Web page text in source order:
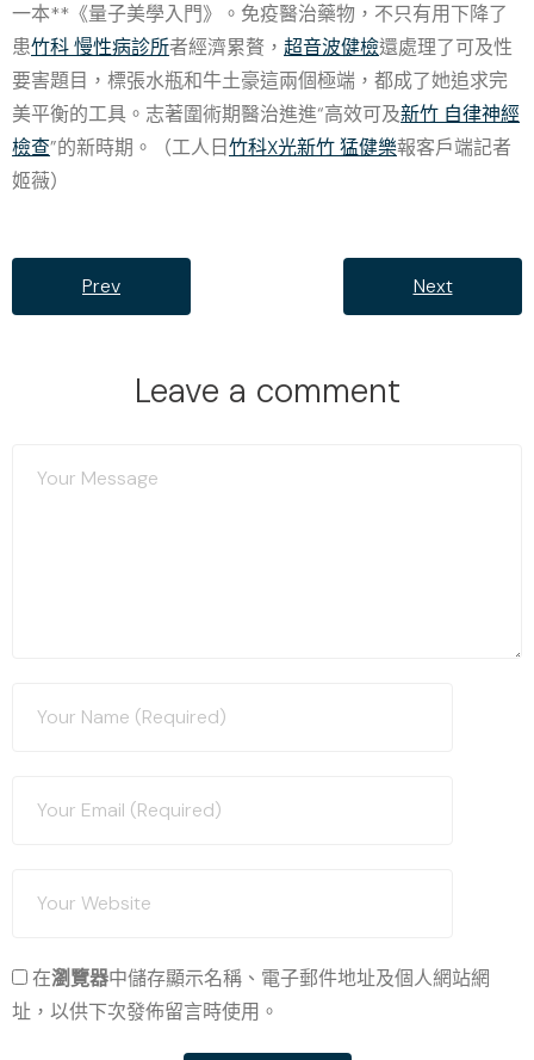
一本**《量子美學入門》。免疫醫治藥物，不只有用下降了
患竹科 慢性病診所者經濟累贅， 超音波健檢還處理了可及性
要害題目，標張水瓶和牛土豪這兩個極端，都成了她追求完
美平衡的工具。志著圍術期醫治進進“高效可及新竹 自律神經
檢查”的新時期。（工人日竹科X光新竹 猛健樂報客戶端記者
姬薇）
Prev Next
Leave a comment
在瀏覽器中儲存顯示名稱、電子郵件地址及個人網站網
址，以供下次發佈留言時使用。